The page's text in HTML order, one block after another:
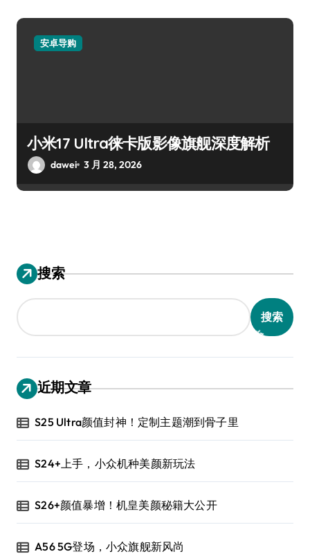
安卓导购
小米17 Ultra徕卡版影像旗舰深度解析
dawei 3 月 28, 2026
搜索
搜索
近期文章
S25 Ultra颜值封神！定制主题潮到骨子里
S24+上手，小众机种美颜新玩法
S26+颜值暴增！机皇美颜秘籍大公开
A56 5G登场，小众旗舰新风尚